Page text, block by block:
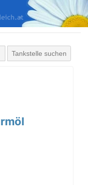
Tankstelle suchen